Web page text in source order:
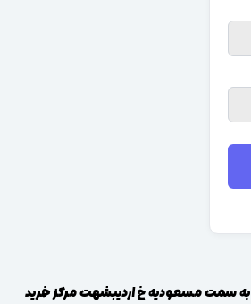
به سمت مسعودیه خ اردیبشهت مرکز خرید